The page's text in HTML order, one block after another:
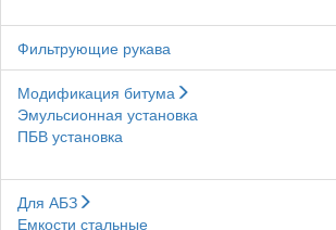
Фильтрующие рукава
Модификация битума
Эмульсионная установка
ПБВ установка
Для АБЗ
Емкости стальные